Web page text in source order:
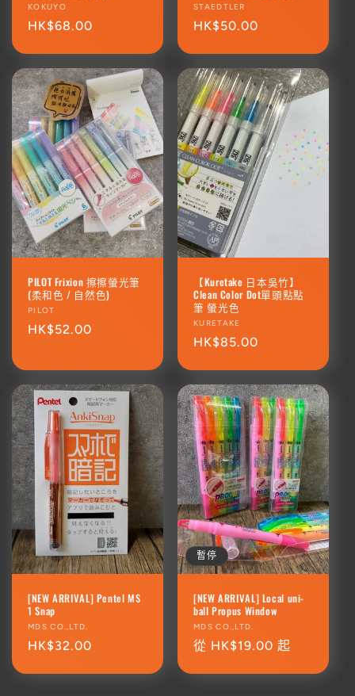
廠
商：
KOKUYO
定
HK$68.00
廠
商：
STAEDTLER
定
HK$50.00
PILOT Frixion 擦擦螢光筆
(柔和色 / 自然色)
廠
商：
PILOT
定
HK$52.00
【Kuretake 日本吳竹】
Clean Color Dot單頭點點
筆 螢光色
廠
商：
KURETAKE
定
HK$85.00
[NEW ARRIVAL] Pentel MS
1 Snap
廠
商：
MDS CO.,LTD.
定
HK$32.00
暫停
[NEW ARRIVAL] Local uni-
ball Propus Window
廠
商：
MDS CO.,LTD.
定
從 HK$19.00 起